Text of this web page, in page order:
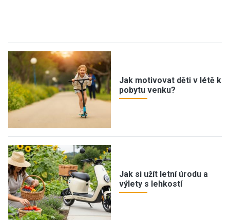
Jak motivovat děti v létě k
pobytu venku?
Jak si užít letní úrodu a
výlety s lehkostí